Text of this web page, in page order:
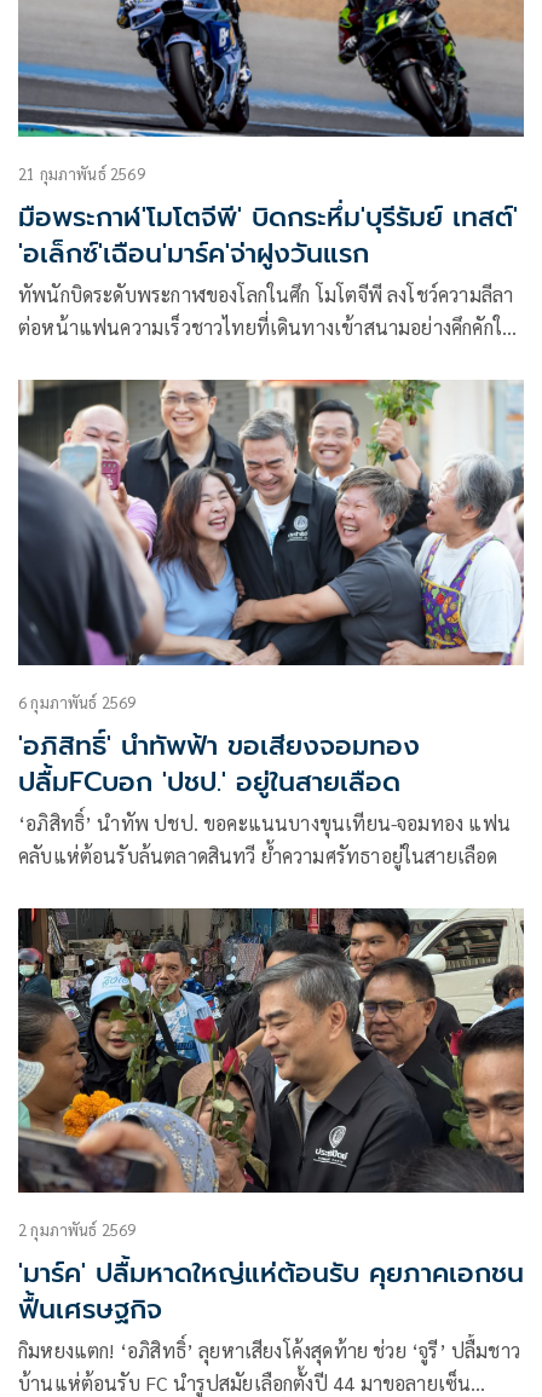
21 กุมภาพันธ์ 2569
มือพระกาฬ'โมโตจีพี' บิดกระหึ่ม'บุรีรัมย์ เทสต์'
'อเล็กซ์'เฉือน'มาร์ค'จ่าฝูงวันแรก
ทัพนักบิดระดับพระกาฬของโลกในศึก โมโตจีพี ลงโชว์ความลีลา
ต่อหน้าแฟนความเร็วชาวไทยที่เดินทางเข้าสนามอย่างคึกคักใน
เนชั่นแนล เซอร์กิต จ.บุรีรัมย์ โดย อเล็กซ์ มาร์เกซ รองแชมป์โลก
จาก เกรซินี เรซซิ่ง ทะยานรั้งจ่าฝูงเหนือพี่ชายอย่าง มาร์ค มาร์
เกซ แชมป์โลกคนปัจจุบันจากทีมโรงงานดูคาติ ที่ล้มไปถึง 2 ครั้ง
เพียง 0.129 วินาที ขณะที่นักบิดทุกคนทำเวลาสูสีอย่างมาก โดย
อันดับ 1 ถึง 17 มีระยะห่างเพียง 1 วินาทีเท่านั้น ส่งสัญญาณ
ความมันส์ระดับโลกในสนามแรกของฤดูกาลอย่าง “พีที กรังด์
ปรีซ์ ออฟ ไทยแลนด์” ที่จะมีขึ้นในสุดสัปดาห์ข้างหน้า
6 กุมภาพันธ์ 2569
'อภิสิทธิ์' นำทัพฟ้า ขอเสียงจอมทอง
ปลื้มFCบอก 'ปชป.' อยู่ในสายเลือด
‘อภิสิทธิ์’ นำทัพ ปชป. ขอคะแนนบางขุนเทียน-จอมทอง แฟน
คลับแห่ต้อนรับล้นตลาดสินทวี ย้ำความศรัทธาอยู่ในสายเลือด
2 กุมภาพันธ์ 2569
'มาร์ค' ปลื้มหาดใหญ่แห่ต้อนรับ คุยภาคเอกชน
ฟื้นเศรษฐกิจ
กิมหยงแตก! ‘อภิสิทธิ์’ ลุยหาเสียงโค้งสุดท้าย ช่วย ‘จูรี’ ปลื้มชาว
บ้านแห่ต้อนรับ FC นำรูปสมัยเลือกตั้งปี 44 มาขอลายเซ็น